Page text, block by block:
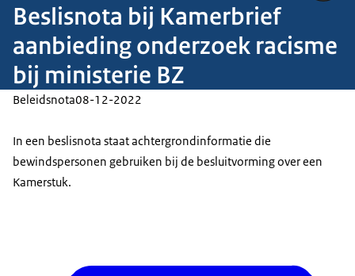
Beslisnota bij Kamerbrief
aanbieding onderzoek racisme
bij ministerie BZ
Beleidsnota08-12-2022
In een beslisnota staat achtergrondinformatie die
bewindspersonen gebruiken bij de besluitvorming over een
Kamerstuk.